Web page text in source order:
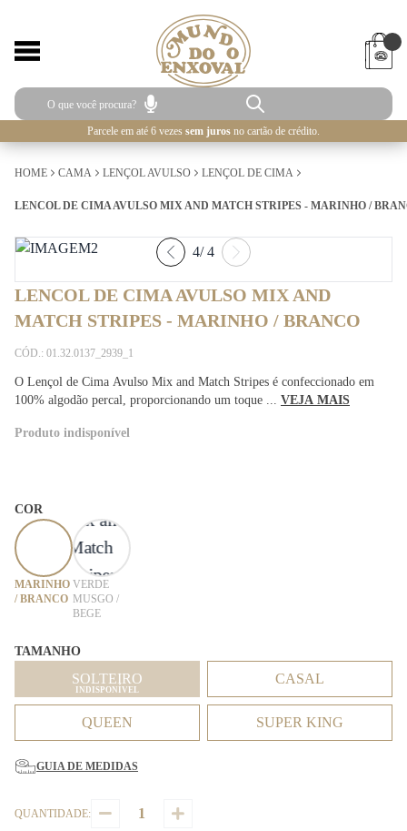
Parcele em até 6 vezes sem juros no cartão de crédito.
HOME CAMA LENÇOL AVULSO LENÇOL DE CIMA
LENCOL DE CIMA AVULSO MIX AND MATCH STRIPES - MARINHO /
4/4
LENCOL DE CIMA AVULSO MIX AND
MATCH STRIPES - MARINHO / BRANCO
CÓD.: 01.32.0137_2939_1
O Lençol de Cima Avulso Mix and Match Stripes é confeccionado em
100% algodão percal, proporcionando um toque ... VEJA MAIS
Produto indisponível
COR
MARINHO
/ BRANCO
VERDE
MUSGO /
BEGE
TAMANHO
SOLTEIRO
INDISPONÍVEL
CASAL
QUEEN SUPER KING
GUIA DE MEDIDAS
QUANTIDADE: